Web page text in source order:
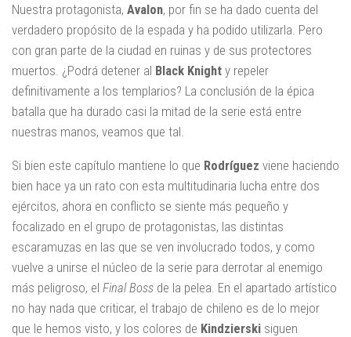
Nuestra protagonista, Avalon, por fin se ha dado cuenta del
verdadero propósito de la espada y ha podido utilizarla. Pero
con gran parte de la ciudad en ruinas y de sus protectores
muertos. ¿Podrá detener al Black Knight y repeler
definitivamente a los templarios? La conclusión de la épica
batalla que ha durado casi la mitad de la serie está entre
nuestras manos, veamos que tal.
Si bien este capítulo mantiene lo que Rodríguez viene haciendo
bien hace ya un rato con esta multitudinaria lucha entre dos
ejércitos, ahora en conflicto se siente más pequeño y
focalizado en el grupo de protagonistas, las distintas
escaramuzas en las que se ven involucrado todos, y como
vuelve a unirse el núcleo de la serie para derrotar al enemigo
más peligroso, el Final Boss de la pelea. En el apartado artístico
no hay nada que criticar, el trabajo de chileno es de lo mejor
que le hemos visto, y los colores de Kindzierski siguen